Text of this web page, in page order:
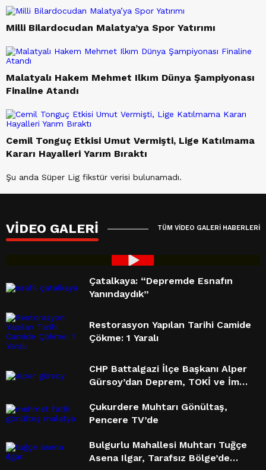
Milli Bilardocudan Malatya’ya Spor Yatırımı
Malatyalı Hakem Mehmet Ilkım Dünya Şampiyonası
Finaline Atandı
Cemil Tonguç Etkisi Umut Vermişti, Lige Katılmama
Kararı Hayalleri Yarım Bıraktı
Şu anda Süper Lig fikstür verisi bulunamadı.
VİDEO GALERİ TÜM VİDEO GALERİ HABERLERİ
Enver Kiraz Pencere Tv Konuğu
Oldu
Çatalkaya: “Depremde Esnafın
Yanındaydık”
Restorasyon Yapılan Tarihi Camide
Çökme: 1 Yaralı
CHP Battalgazi İlçe Başkanı Alper
Gürsoy’dan Deprem, TOKİ ve İmar
Çukurdere Muhtarı Gönültaş,
Pencere TV’de
Bulgurlu Mahallesi Muhtarı Tuğçe
Asena Ilgar, Tarafsız Bölge’de